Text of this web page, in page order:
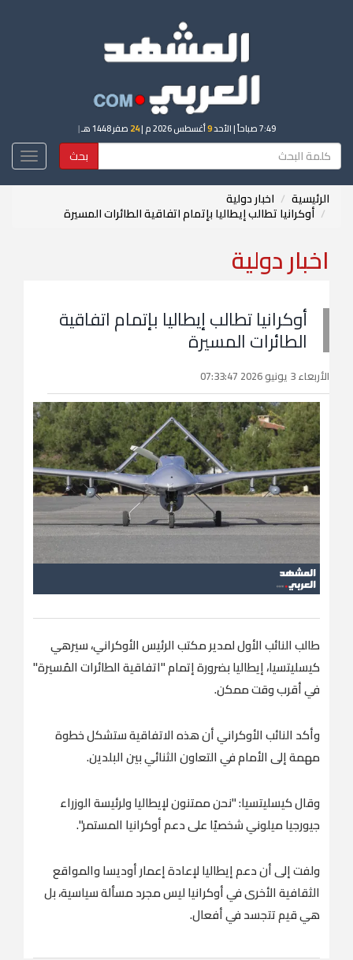
7:49 صباحاً | الأحد9أغسطس 2026 م | 24 صفر 1448 هـ |
بحث
الرئيسية اخبار دولية
أوكرانيا تطالب إيطاليا بإتمام اتفاقية الطائرات المسيرة
اخبار دولية
أوكرانيا تطالب إيطاليا بإتمام اتفاقية
الطائرات المسيرة
الأربعاء 3 يونيو 2026 07:33:47
طالب النائب الأول لمدير مكتب الرئيس الأوكراني، سيرهي
كيسليتسيا، إيطاليا بضرورة إتمام "اتفاقية الطائرات المُسيرة"
في أقرب وقت ممكن.
وأكد النائب الأوكراني أن هذه الاتفاقية ستشكل خطوة
مهمة إلى الأمام في التعاون الثنائي بين البلدين.
وقال كيسليتسيا: "نحن ممتنون لإيطاليا ولرئيسة الوزراء
جيورجيا ميلوني شخصيًا على دعم أوكرانيا المستمر".
ولفت إلى أن دعم إيطاليا لإعادة إعمار أوديسا والمواقع
الثقافية الأخرى في أوكرانيا ليس مجرد مسألة سياسية، بل
هي قيم تتجسد في أفعال.